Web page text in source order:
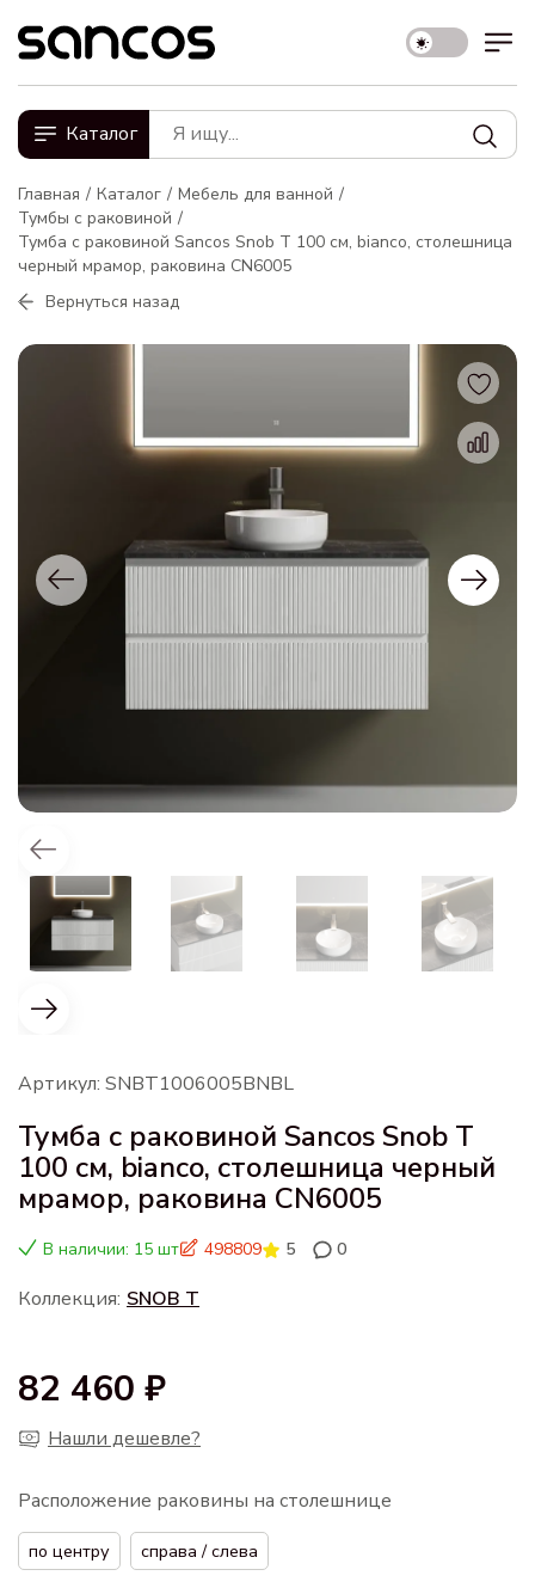
Каталог
Главная Каталог
Мебель для ванной
Тумбы с раковиной
Тумба с раковиной Sancos Snob T 100 см, bianco, столешница
черный мрамор, раковина CN6005
Вернуться назад
Артикул: SNBT1006005BNBL
Тумба с раковиной Sancos Snob T
100 см, bianco, столешница черный
мрамор, раковина CN6005
В наличии: 15 шт 498809 5 0
Коллекция: SNOB T
82 460 ₽
Нашли дешевле?
Расположение раковины на столешнице
по центру справа / слева